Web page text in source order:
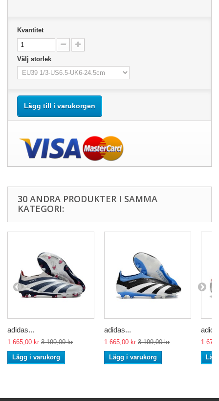
Kvantitet
Välj storlek
Lägg till i varukorgen
30 ANDRA PRODUKTER I SAMMA
KATEGORI:
adidas...
1 665,00 kr 3 199,00 kr
Lägg i varukorg
adidas...
1 665,00 kr 3 199,00 kr
Lägg i varukorg
1